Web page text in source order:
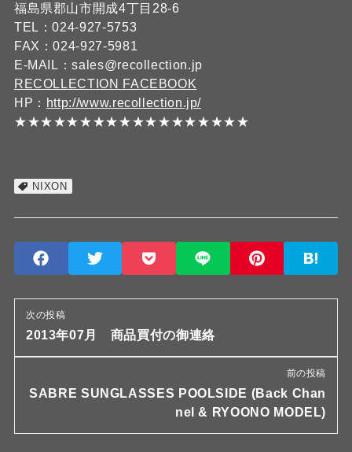
福島県郡山市開成4丁目28-6
TEL：024-927-5753
FAX：024-927-5981
E-MAIL：sales@recollection.jp
RECOLLECTION FACEBOOK
HP： http://www.recollection.jp/
★★★★★★★★★★★★★★★★★★
NIXON
次の投稿
2013年07月 商品買付の御連絡
前の投稿
SABRE SUNGLASSES POOLSIDE (Back Chan
nel & RYOONO MODEL)